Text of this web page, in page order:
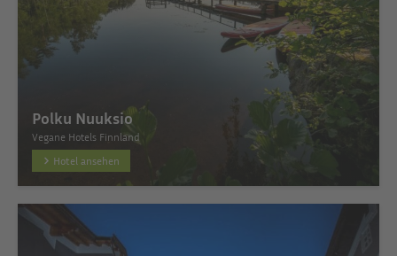
Polku Nuuksio
Vegane Hotels Finnland
Hotel ansehen